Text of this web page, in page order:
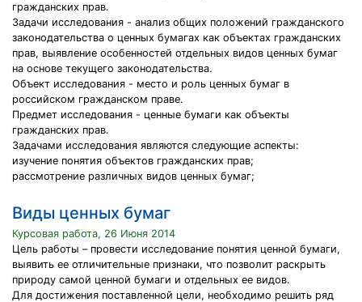
гражданских прав.
Задачи исследования - анализ общих положений гражданского
законодательства о ценных бумагах как объектах гражданских
прав, выявление особенностей отдельных видов ценных бумаг
на основе текущего законодательства.
Объект исследования - место и роль ценных бумаг в
российском гражданском праве.
Предмет исследования - ценные бумаги как объекты
гражданских прав.
Задачами исследования являются следующие аспекты:
изучение понятия объектов гражданских прав;
рассмотрение различных видов ценных бумаг;
Виды ценных бумаг
Курсовая работа, 26 Июня 2014
Цель работы – провести исследование понятия ценной бумаги,
выявить ее отличительные признаки, что позволит раскрыть
природу самой ценной бумаги и отдельных ее видов.
Для достижения поставленной цели, необходимо решить ряд